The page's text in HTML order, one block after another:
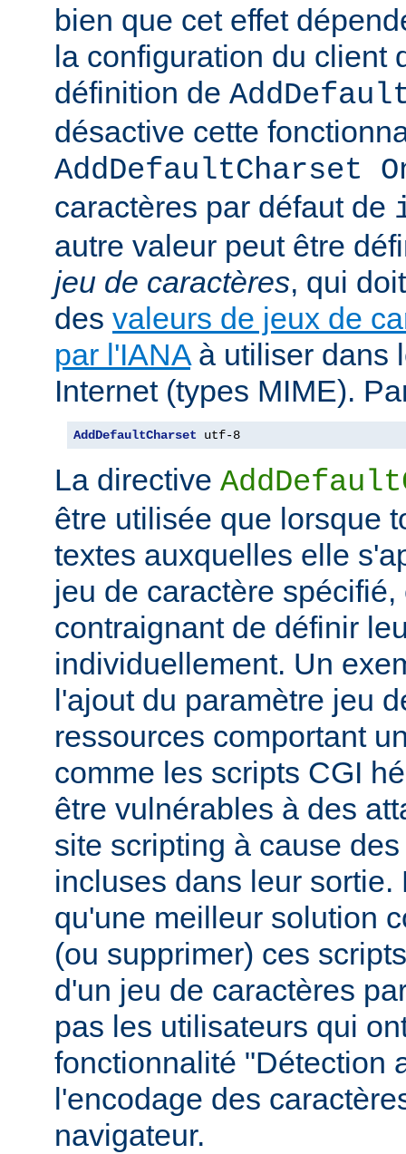
bien que cet effet
la configuration du client
définition de
désactive cette
AddDefaultCharset
caractères par défaut de
autre valeur peut être
jeu de caractères, qui
des valeurs de jeux de
par l'IANAà utiliser dans
Internet (types MIME).
AddDefaultCharset utf-8
La directive
être utilisée que lorsque
textes auxquelles elle
jeu de caractère
contraignant de définir
individuellement. Un
l'ajout du paramètre jeu
ressources comportant
comme les scripts CGI
être vulnérables à des
site scripting à cause
incluses dans leur sortie.
qu'une meilleur solution
(ou supprimer) ces
d'un jeu de caractères
pas les utilisateurs qui
fonctionnalité "Détection
l'encodage des
navigateur.